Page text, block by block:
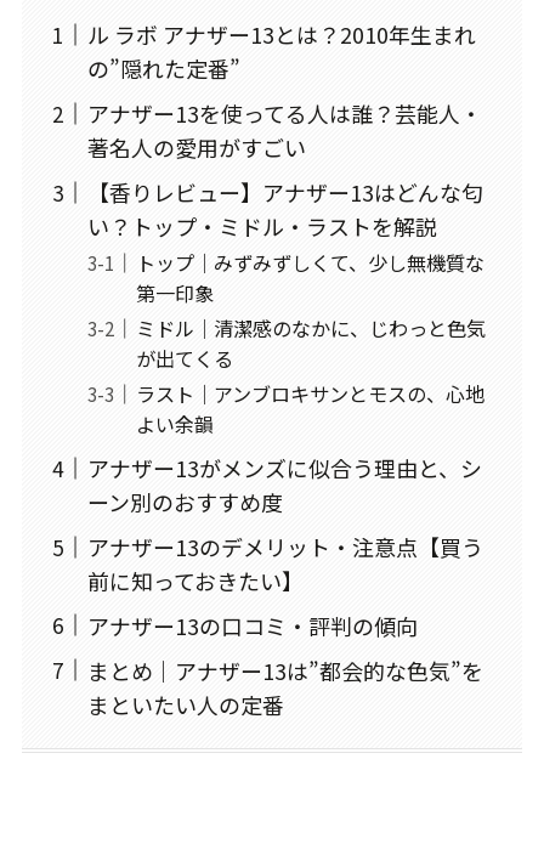
ル ラボ アナザー13とは？2010年生まれ
の”隠れた定番”
アナザー13を使ってる人は誰？芸能人・
著名人の愛用がすごい
【香りレビュー】アナザー13はどんな匂
い？トップ・ミドル・ラストを解説
トップ｜みずみずしくて、少し無機質な
第一印象
ミドル｜清潔感のなかに、じわっと色気
が出てくる
ラスト｜アンブロキサンとモスの、心地
よい余韻
アナザー13がメンズに似合う理由と、シ
ーン別のおすすめ度
アナザー13のデメリット・注意点【買う
前に知っておきたい】
アナザー13の口コミ・評判の傾向
まとめ｜アナザー13は”都会的な色気”を
まといたい人の定番